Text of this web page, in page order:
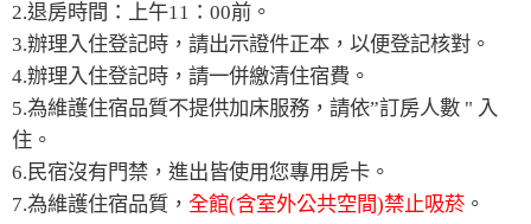
2.退房時間：上午11：00前。
3.辦理入住登記時，請出示證件正本，以便登記核對。
4.辦理入住登記時，請一併繳清住宿費。
5.為維護住宿品質不提供加床服務，請依”訂房人數 " 入
住。
6.民宿沒有門禁，進出皆使用您專用房卡。
7.為維護住宿品質， 全館(含室外公共空間)禁止吸菸 。